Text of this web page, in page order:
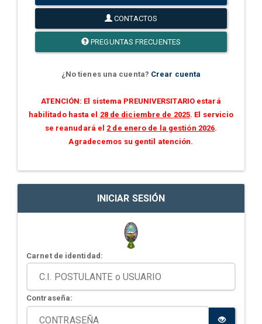
CONTACTOS
PREGUNTAS FRECUENTES
¿No tienes una cuenta? Crear cuenta
ATENCIÓN: El sistema PREUNIVERSITARIO estará
habilitado hasta el 28 de diciembre de 2025. El servicio
se reanudará el 2 de enero de la gestión 2026.
Agradecemos su gentil atención.
INICIAR SESIÓN
Carnet de identidad:
Contraseña: